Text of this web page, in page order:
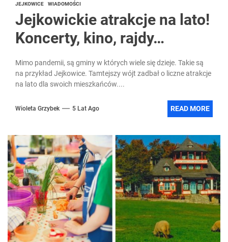
JEJKOWICE WIADOMOŚCI
Jejkowickie atrakcje na lato!
Koncerty, kino, rajdy…
Mimo pandemii, są gminy w których wiele się dzieje. Takie są
na przykład Jejkowice. Tamtejszy wójt zadbał o liczne atrakcje
na lato dla swoich mieszkańców....
Wioleta Grzybek 5 Lat Ago READ MORE